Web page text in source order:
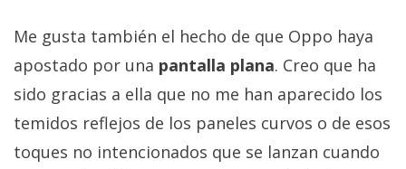
Me gusta también el hecho de que Oppo haya
apostado por una pantalla plana. Creo que ha
sido gracias a ella que no me han aparecido los
temidos reflejos de los paneles curvos o de esos
toques no intencionados que se lanzan cuando